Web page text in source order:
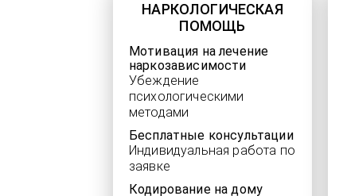
НАРКОЛОГИЧЕСКАЯ
ПОМОЩЬ
Мотивация на лечение
наркозависимости
Убеждение
психологическими
методами
Бесплатные консультации
Индивидуальная работа по
заявке
Кодирование на дому